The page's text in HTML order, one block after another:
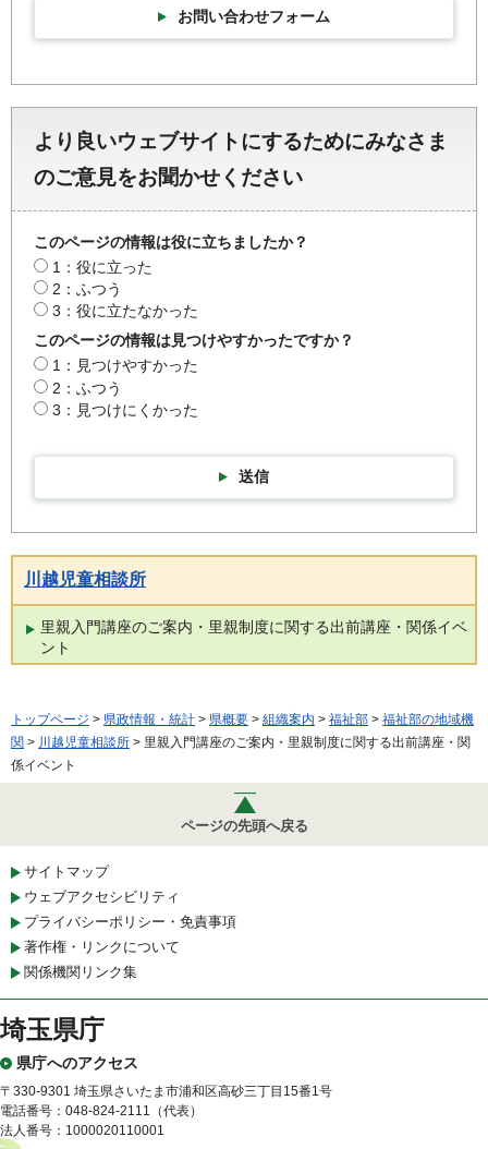
お問い合わせフォーム
より良いウェブサイトにするためにみなさま
のご意見をお聞かせください
このページの情報は役に立ちましたか？
1：役に立った
2：ふつう
3：役に立たなかった
このページの情報は見つけやすかったですか？
1：見つけやすかった
2：ふつう
3：見つけにくかった
送信
川越児童相談所
里親入門講座のご案内・里親制度に関する出前講座・関係イベ
ント
トップページ > 県政情報・統計 > 県概要 > 組織案内 > 福祉部 > 福祉部の地域機
関 > 川越児童相談所 > 里親入門講座のご案内・里親制度に関する出前講座・関
係イベント
ページの先頭へ戻る
サイトマップ
ウェブアクセシビリティ
プライバシーポリシー・免責事項
著作権・リンクについて
関係機関リンク集
埼玉県庁
県庁へのアクセス
〒330-9301 埼玉県さいたま市浦和区高砂三丁目15番1号
電話番号：048-824-2111（代表）
法人番号：1000020110001